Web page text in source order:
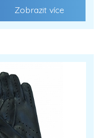
Zobrazit více